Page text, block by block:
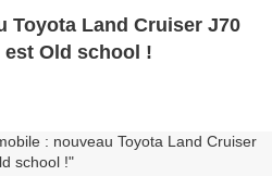
Toyota Land Cruiser J70
Old school !